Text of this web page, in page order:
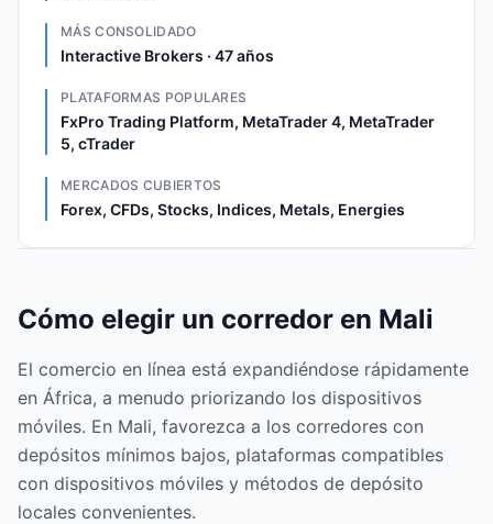
MÁS CONSOLIDADO
Interactive Brokers · 47 años
PLATAFORMAS POPULARES
FxPro Trading Platform, MetaTrader 4, MetaTrader
5, cTrader
MERCADOS CUBIERTOS
Forex, CFDs, Stocks, Indices, Metals, Energies
Cómo elegir un corredor en Mali
El comercio en línea está expandiéndose rápidamente
en África, a menudo priorizando los dispositivos
móviles. En Mali, favorezca a los corredores con
depósitos mínimos bajos, plataformas compatibles
con dispositivos móviles y métodos de depósito
locales convenientes.